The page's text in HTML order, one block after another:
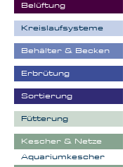
Belüftung
Kreislaufsysteme
Behälter & Becken
Erbrütung
Sortierung
Fütterung
Kescher & Netze
Aquariumkescher